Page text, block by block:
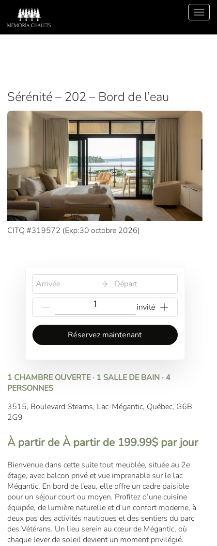
Sérénité – 202 – Bord de l’eau
CITQ #319572 (Exp:30 octobre 2026)
Arrivée Départ
{{NumberOfGuests}} invité
Réservez maintenant
1 CHAMBRE OUVERTE · 1 SALLE DE BAIN · 4
PERSONNES
3515, Boulevard Stearns, Lac-Mégantic, Québec, G6B
2G9
À partir de À partir de 199.99$ par jour
Bienvenue dans cette suite tout meublée, située au 2e
étage, avec balcon privé et vue imprenable sur le lac
Mégantic. En bord de l’eau, elle offre un cadre paisible
pour un séjour court ou moyen. Profitez d’une cuisine
équipée, de lumière naturelle et d’un confort moderne, à
deux pas des activités nautiques et des sentiers du parc
des Vétérans. Un lieu serein au cœur de Mégantic, où
chaque lever de soleil devient un moment privilégié.